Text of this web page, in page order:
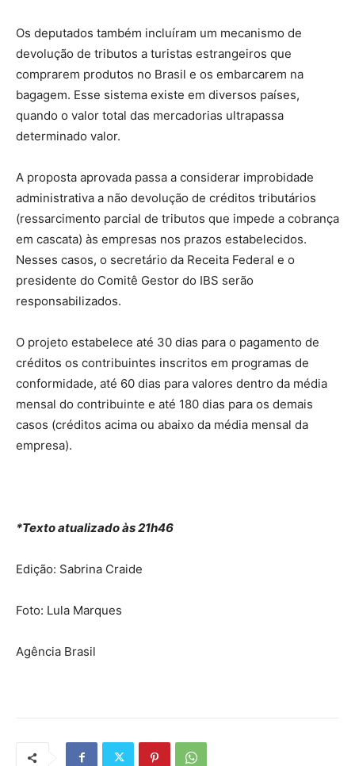
Os deputados também incluíram um mecanismo de
devolução de tributos a turistas estrangeiros que
comprarem produtos no Brasil e os embarcarem na
bagagem. Esse sistema existe em diversos países,
quando o valor total das mercadorias ultrapassa
determinado valor.
A proposta aprovada passa a considerar improbidade
administrativa a não devolução de créditos tributários
(ressarcimento parcial de tributos que impede a cobrança
em cascata) às empresas nos prazos estabelecidos.
Nesses casos, o secretário da Receita Federal e o
presidente do Comitê Gestor do IBS serão
responsabilizados.
O projeto estabelece até 30 dias para o pagamento de
créditos os contribuintes inscritos em programas de
conformidade, até 60 dias para valores dentro da média
mensal do contribuinte e até 180 dias para os demais
casos (créditos acima ou abaixo da média mensal da
empresa).
*Texto atualizado às 21h46
Edição: Sabrina Craide
Foto: Lula Marques
Agência Brasil